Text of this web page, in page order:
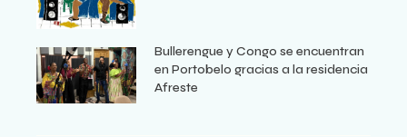
Bullerengue y Congo se encuentran
en Portobelo gracias a la residencia
Afreste